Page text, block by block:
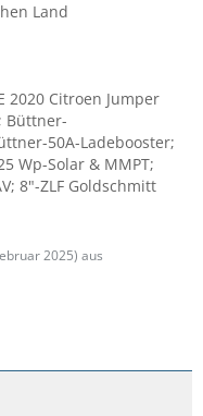
Land
2020 Citroen Jumper
Büttner-
50A-Ladebooster;
Wp-Solar & MMPT;
8"-ZLF Goldschmitt
2025) aus